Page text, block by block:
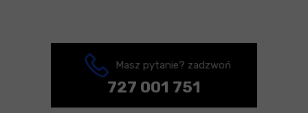
Masz pytanie? zadzwoń
727 001 751